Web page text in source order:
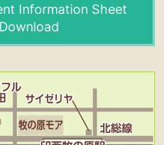
Information Sheet
Download